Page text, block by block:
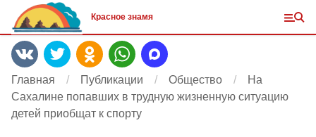
Красное знамя
Главная Публикации Общество
На
Сахалине попавших в трудную жизненную ситуацию
детей приобщат к спорту